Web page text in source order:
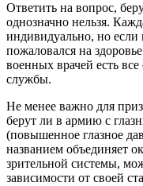
Ответить на вопрос,
однозначно нельзя.
индивидуально, но
пожаловался на
военных врачей есть
службы.
Не менее важно для
берут ли в армию с
(повышенное глазное
названием объединяет
зрительной системы,
зависимости от своей